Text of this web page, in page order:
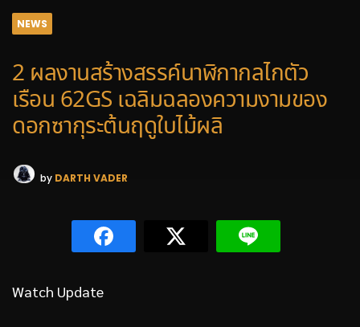
NEWS
2 ผลงานสร้างสรรค์นาฬิกากลไกตัว
เรือน 62GS เฉลิมฉลองความงามของ
ดอกซากุระต้นฤดูใบไม้ผลิ
by DARTH VADER
Watch Update